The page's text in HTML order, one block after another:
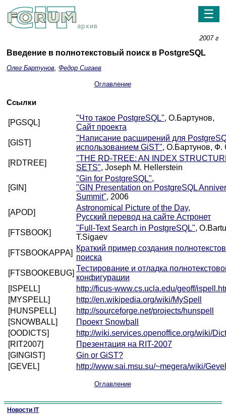
архив
☰
2007 г
Введение в полнотекстовый поиск в PostgreSQL
Олег Бартунов, Федор Сигаев
Оглавление
Ссылки
[PGSQL]
"Что такое PostgreSQL", О.Бартунов,
Сайт проекта
[GIST]
"Написание расширений для
использованием GiST", О.Бартунов, Ф.
[RDTREE]
"THE RD-TREE: AN INDEX
SETS", Joseph M. Hellerstein
[GIN]
"Gin for PostgreSQL",
"GIN Presentation on PostgreSQL
Summit", 2006
[APOD]
Astronomical Picture of the Day,
Русский перевод на сайте Астронет
[FTSBOOK]
"Full-Text Search in PostgreSQL",
T.Sigaev
[FTSBOOKAPPA]
Краткий пример создания
поиска
[FTSBOOKEBUG]
Тестирование и отладка
конфигурации
[ISPELL]
http://ficus-www.cs.ucla.edu/geoff/
[MYSPELL]
http://en.wikipedia.org/wiki/MySpell
[HUNSPELL]
http://sourceforge.net/projects/hunspell
[SNOWBALL]
Проект Snowball
[OODICTS]
http://wiki.services.openoffice.org/wiki/
[RIT2007]
Презентация на RIT-2007
[GINGIST]
Gin or GiST?
[GEVEL]
http://www.sai.msu.su/~megera/wiki/Gevel
Оглавление
Новости IT